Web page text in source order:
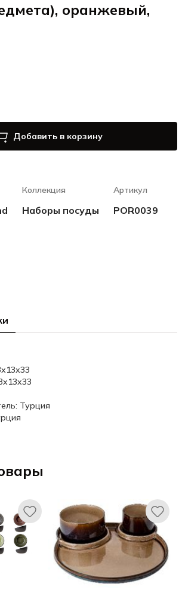
оранжевый,
Добавить в корзину
Коллекция
Наборы посуды
Артикул
POR0039
Турция